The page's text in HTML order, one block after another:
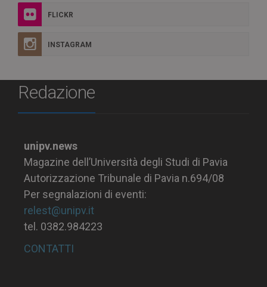
FLICKR
INSTAGRAM
Redazione
unipv.news
Magazine dell’Università degli Studi di Pavia
Autorizzazione Tribunale di Pavia n.694/08
Per segnalazioni di eventi:
relest@unipv.it
tel. 0382.984223
CONTATTI